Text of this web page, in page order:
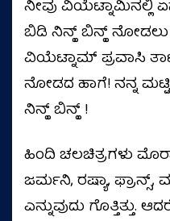
ನೀವು ವಿಯೆಟ್ನಾಮಿನಲ್ಲಿ
ಬಿಡಿ ನಿನ್ಹ್ ಬಿನ್ಹ್
ವಿಯೆಟ್ನಾಮ್ ಪ್ರವಾಸಿ
ನೋಡದ ಹಾಗೆ! ನನ್ನ
ನಿನ್ಹ್ ಬಿನ್ಹ್ !
ಹಿಂದಿ ಚಲಚಿತ್ರಗಳು
ಜರ್ಮನಿ, ರಷ್ಯಾ, ಫ್ರಾನ್ಸ್,
ಎನ್ನುವುದು